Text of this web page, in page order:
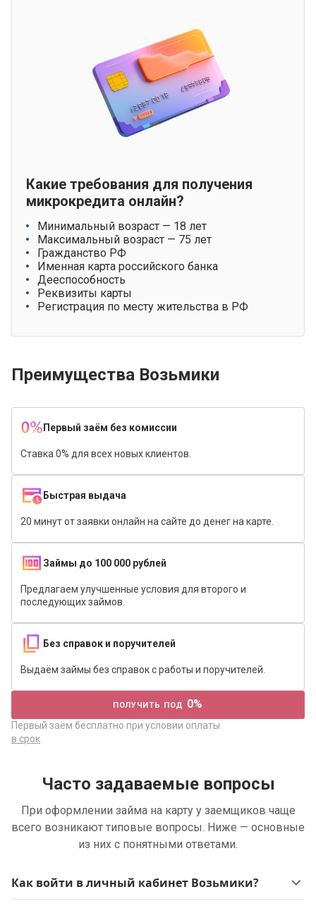
Какие требования для получения
микрокредита онлайн?
Минимальный возраст — 18 лет
Максимальный возраст — 75 лет
Гражданство РФ
Именная карта российского банка
Дееспособность
Реквизиты карты
Регистрация по месту жительства в РФ
Преимущества Возьмики
Первый заём без комиссии
Ставка 0% для всех новых клиентов.
Быстрая выдача
20 минут от заявки онлайн на сайте до денег на карте.
Займы до 100 000 рублей
Предлагаем улучшенные условия для второго и
последующих займов.
Без справок и поручителей
Выдаём займы без справок с работы и поручителей.
получить под 0%
Первый заём бесплатно при условии оплаты
в срок
Часто задаваемые вопросы
При оформлении займа на карту у заемщиков чаще
всего возникают типовые вопросы. Ниже — основные
из них с понятными ответами.
Как войти в личный кабинет Возьмики?